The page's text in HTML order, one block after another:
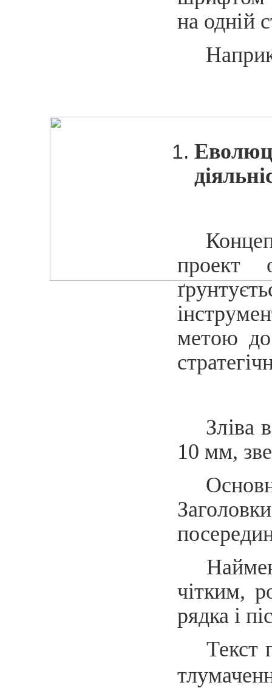
на одній
проект
метою
Зліва
10 мм,
чітким,
рядка і
Текст